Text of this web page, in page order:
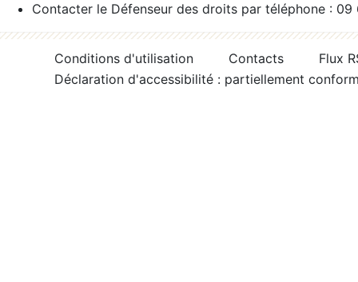
Contacter le Défenseur des droits par téléphone :
Conditions d'utilisation Contacts
Flux
Déclaration d'accessibilité : partiellement